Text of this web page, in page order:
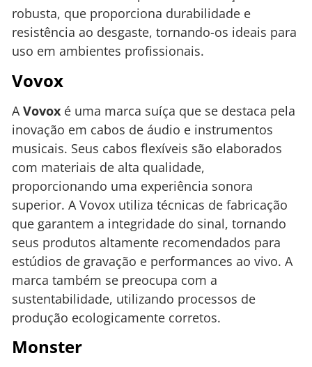
robusta, que proporciona durabilidade e
resistência ao desgaste, tornando-os ideais para
uso em ambientes profissionais.
Vovox
A Vovox é uma marca suíça que se destaca pela
inovação em cabos de áudio e instrumentos
musicais. Seus cabos flexíveis são elaborados
com materiais de alta qualidade,
proporcionando uma experiência sonora
superior. A Vovox utiliza técnicas de fabricação
que garantem a integridade do sinal, tornando
seus produtos altamente recomendados para
estúdios de gravação e performances ao vivo. A
marca também se preocupa com a
sustentabilidade, utilizando processos de
produção ecologicamente corretos.
Monster